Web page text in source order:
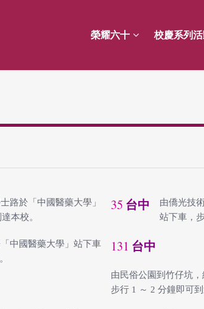
榮耀六十 校慶系列
路於「中國醫藥大學」
本校。
35 台中
由僑光技
站下車，
中國醫藥大學」站下車
131 台中
由民俗公園到竹仔坑
步行 1 ～ 2 分鐘即可到